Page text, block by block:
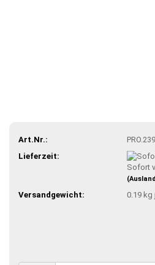
Art.Nr.:
Lieferzeit:
Sofort
Versandgewicht: 0.19kg